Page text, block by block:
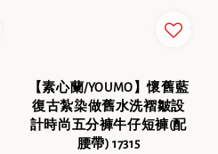
【素心蘭/YOUMO】懷舊藍
復古紮染做舊水洗褶皺設
計時尚五分褲牛仔短褲(配
腰帶) 17315